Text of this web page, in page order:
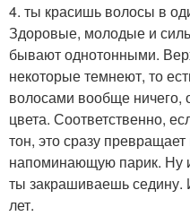
4. ты красишь волосы в
Здоровые, молодые и
бывают однотонными.
некоторые темнеют, то
волосами вообще ничего,
цвета. Соответственно,
тон, это сразу
напоминающую парик. Ну
ты закрашиваешь седину.
лет.